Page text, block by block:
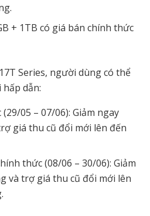
+ 1TB có giá bán chính thức
Series, người dùng có thể
dẫn:
05 – 07/06): Giảm ngay
giá thu cũ đổi mới lên đến
thức (08/06 – 30/06): Giảm
và trợ giá thu cũ đổi mới lên